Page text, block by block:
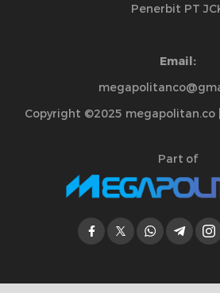
Penerbit PT
Email:
Copyright ©2025 megapolitan.co
Part of